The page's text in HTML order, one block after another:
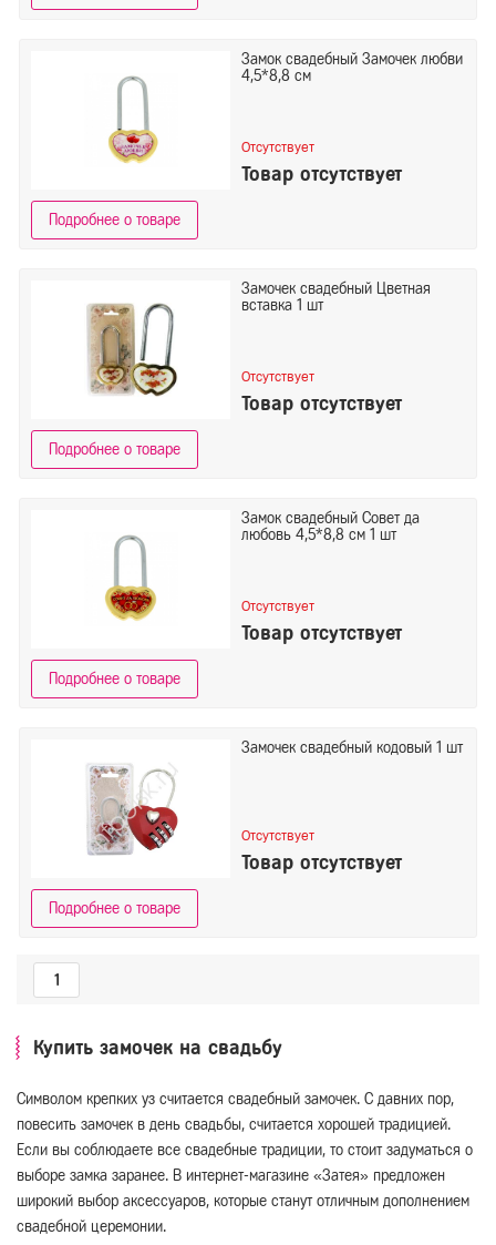
Замок свадебный Замочек любви
4,5*8,8 см
Отсутствует
Товар отсутствует
Подробнее о товаре
Замочек свадебный Цветная
вставка 1 шт
Отсутствует
Товар отсутствует
Подробнее о товаре
Замок свадебный Совет да
любовь 4,5*8,8 см 1 шт
Отсутствует
Товар отсутствует
Подробнее о товаре
Замочек свадебный кодовый 1 шт
Отсутствует
Товар отсутствует
Подробнее о товаре
1
Купить замочек на свадьбу
Символом крепких уз считается свадебный замочек. С давних пор,
повесить замочек в день свадьбы, считается хорошей традицией.
Если вы соблюдаете все свадебные традиции, то стоит задуматься о
выборе замка заранее. В интернет-магазине «Затея» предложен
широкий выбор аксессуаров, которые станут отличным дополнением
свадебной церемонии.